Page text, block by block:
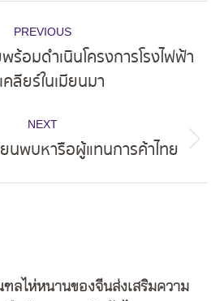
PREVIOUS
Previous
post:
ร้อมดำเนินโครงการโรงไฟฟ้า
คลียร์ในเมียนมา
NEXT
Next
ยนพบหารือผู้แทนการค้าไทย
ลไห่หนานของจีนส่งเสริมความ